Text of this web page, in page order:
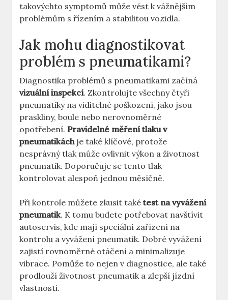
takovýchto symptomů může vést k vážnějším
problémům s řízením a stabilitou vozidla.
Jak mohu diagnostikovat
problém s pneumatikami?
Diagnostika problémů s pneumatikami začíná
vizuální inspekcí. Zkontrolujte všechny čtyři
pneumatiky na viditelné poškození, jako jsou
praskliny, boule nebo nerovnoměrné
opotřebení.Pravidelné měření tlaku v
pneumatikáchje také klíčové, protože
nesprávný tlak může ovlivnit výkon a životnost
pneumatik. Doporučuje se tento tlak
kontrolovat alespoň jednou měsíčně.
Při kontrole můžete zkusit takétest na vyvážení
pneumatik. K tomu budete potřebovat navštívit
autoservis, kde mají speciální zařízení na
kontrolu a vyvážení pneumatik. Dobré vyvážení
zajistí rovnoměrné otáčení a minimalizuje
vibrace. Pomůže to nejen v diagnostice, ale také
prodlouží životnost pneumatik a zlepší jízdní
vlastnosti.